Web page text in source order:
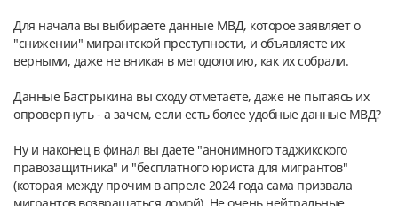
Для начала вы выбираете данные МВД, которое заявляет о
"снижении" мигрантской преступности, и объявляете их
верными, даже не вникая в методологию, как их собрали.
Данные Бастрыкина вы сходу отметаете, даже не пытаясь их
опровергнуть - а зачем, если есть более удобные данные МВД?
Ну и наконец в финал вы даете "анонимного таджикского
правозащитника" и "бесплатного юриста для мигрантов"
(которая между прочим в апреле 2024 года сама призвала